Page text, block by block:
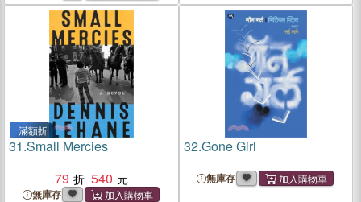
滿額折
31.Small Mercies
79
540
無庫存
32.Gone Girl
無庫存